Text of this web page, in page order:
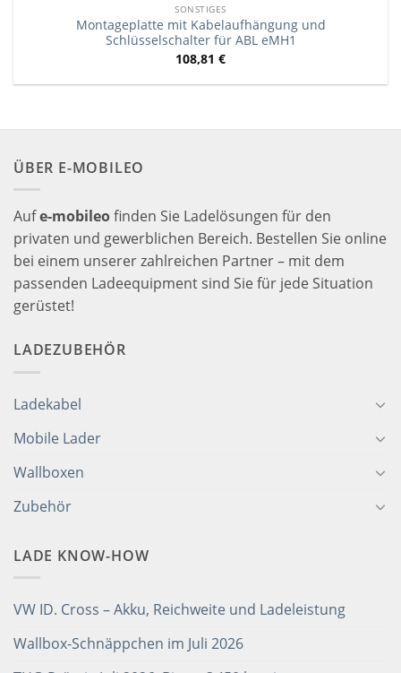
SONSTIGES
Montageplatte mit Kabelaufhängung und
Schlüsselschalter für ABL eMH1
108,81 €
ÜBER E-MOBILEO
Aufe-mobileofinden Sie Ladelösungen für den
privaten und gewerblichen Bereich. Bestellen Sie online
bei einem unserer zahlreichen Partner – mit dem
passenden Ladeequipment sind Sie für jede Situation
gerüstet!
LADEZUBEHÖR
Ladekabel
Mobile Lader
Wallboxen
Zubehör
LADE KNOW-HOW
VW ID. Cross – Akku, Reichweite und Ladeleistung
Wallbox-Schnäppchen im Juli 2026